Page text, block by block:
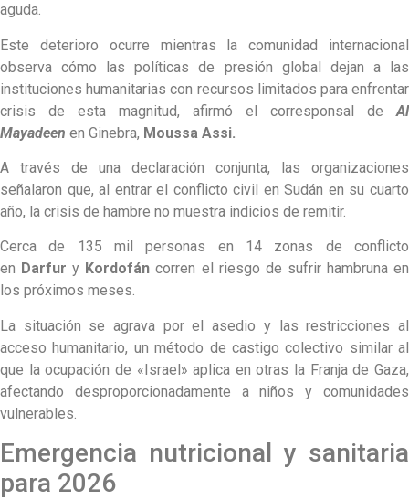
aguda.
Este deterioro ocurre mientras la comunidad internacional
observa cómo las políticas de presión global dejan a las
instituciones humanitarias con recursos limitados para enfrentar
crisis de esta magnitud, afirmó el corresponsal de Al
Mayadeen en Ginebra, Moussa Assi.
A través de una declaración conjunta, las organizaciones
señalaron que, al entrar el conflicto civil en Sudán en su cuarto
año, la crisis de hambre no muestra indicios de remitir.
Cerca de 135 mil personas en 14 zonas de conflicto
en Darfury Kordofáncorren el riesgo de sufrir hambruna en
los próximos meses.
La situación se agrava por el asedio y las restricciones al
acceso humanitario, un método de castigo colectivo similar al
que la ocupación de «Israel» aplica en otras la Franja de Gaza,
afectando desproporcionadamente a niños y comunidades
vulnerables.
Emergencia nutricional y sanitaria
para 2026